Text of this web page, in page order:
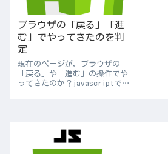
ブラウザの「戻る」「進
む」でやってきたのを判
定
現在のページが，ブラウザの
「戻る」や「進む」の操作でや
ってきたのか？javascriptで判